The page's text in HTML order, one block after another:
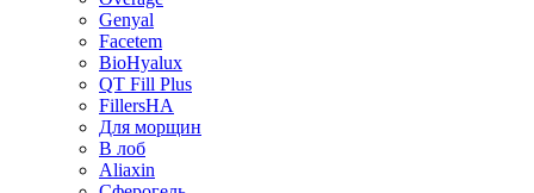
Genyal
Facetem
BioHyalux
QT Fill Plus
FillersHA
Для морщин
В лоб
Aliaxin